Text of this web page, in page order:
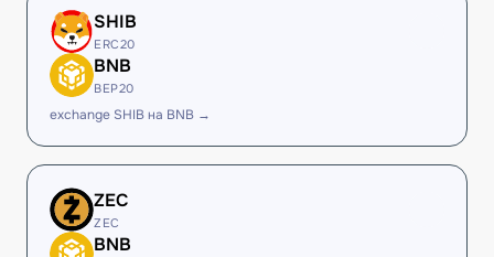
SHIB
ERC20
BNB
BEP20
exchange SHIB на BNB →
ZEC
ZEC
BNB